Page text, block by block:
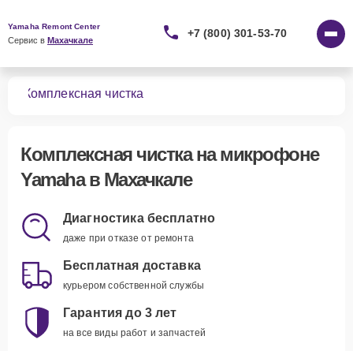
Yamaha Remont Center
Сервис в Махачкале
+7 (800) 301-53-70
Комплексная чистка
Комплексная чисткана микрофоне
Yamaha в Махачкале
Диагностика бесплатно
даже при отказе от ремонта
Бесплатная доставка
курьером собственной службы
Гарантия до 3 лет
на все виды работ и запчастей